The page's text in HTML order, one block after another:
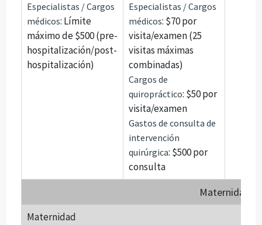
Especialistas / Cargos
médicos: Límite
máximo de $500 (pre-
hospitalización/post-
hospitalización)
Especialistas / Cargos
médicos: $70 por
visita/examen (25
visitas máximas
combinadas)
Cargos de
quiropráctico: $50 por
visita/examen
Gastos de consulta de
intervención
quirúrgica: $500 por
consulta
Maternidad
Maternidad